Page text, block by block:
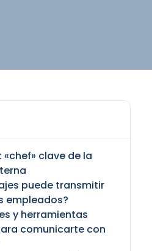
clave de la
puede transmitir
empleados?
y herramientas
comunicarte con